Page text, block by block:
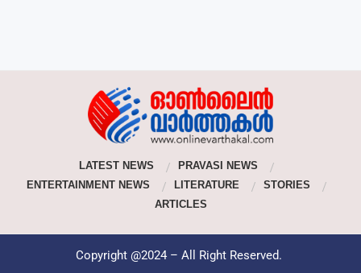
LATEST NEWS
PRAVASI NEWS
ENTERTAINMENT NEWS
LITERATURE
STORIES
ARTICLES
Copyright @2024 – All Right Reserved.